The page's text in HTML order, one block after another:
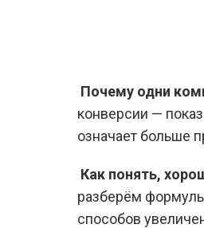
Почему одни
конверсии —
означает больше
Как понять,
разберём
способов